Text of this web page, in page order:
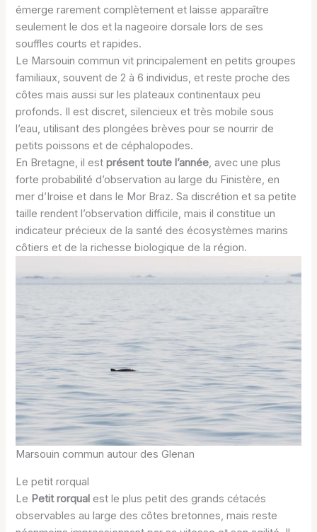
émerge rarement complètement et laisse apparaître
seulement le dos et la nageoire dorsale lors de ses
souffles courts et rapides.
Le Marsouin commun vit principalement en petits groupes
familiaux, souvent de 2 à 6 individus, et reste proche des
côtes mais aussi sur les plateaux continentaux peu
profonds. Il est discret, silencieux et très mobile sous
l’eau, utilisant des plongées brèves pour se nourrir de
petits poissons et de céphalopodes.
En Bretagne, il estprésent toute l’année, avec une plus
forte probabilité d’observation au large du Finistère, en
mer d’Iroise et dans le Mor Braz. Sa discrétion et sa petite
taille rendent l’observation difficile, mais il constitue un
indicateur précieux de la santé des écosystèmes marins
côtiers et de la richesse biologique de la région.
Marsouin commun autour des Glenan
Le petit rorqual
Le Petit rorqual est le plus petit des grands cétacés
observables au large des côtes bretonnes, mais reste